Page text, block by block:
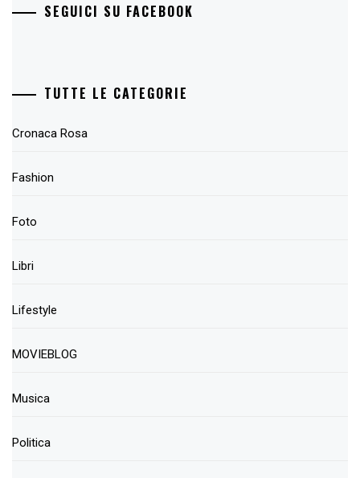
SEGUICI SU FACEBOOK
TUTTE LE CATEGORIE
Cronaca Rosa
Fashion
Foto
Libri
Lifestyle
MOVIEBLOG
Musica
Politica